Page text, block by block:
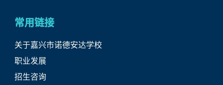
常用链接
关于嘉兴市诺德安达学校
职业发展
招生咨询